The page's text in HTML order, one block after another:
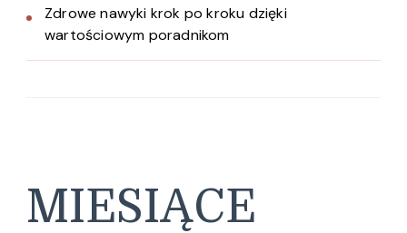
Zdrowe nawyki krok po kroku dzięki
wartościowym poradnikom
MIESIĄCE